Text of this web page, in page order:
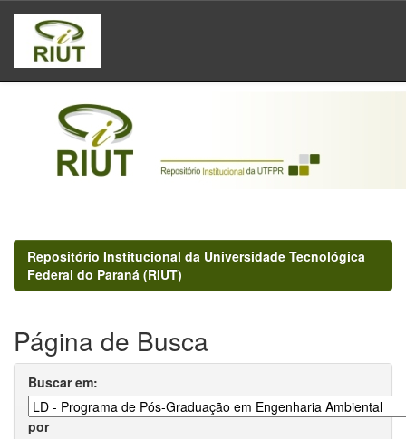
Skip
navigation
Repositório Institucional da Universidade Tecnológica
Federal do Paraná (RIUT)
Página de Busca
Buscar em:
por